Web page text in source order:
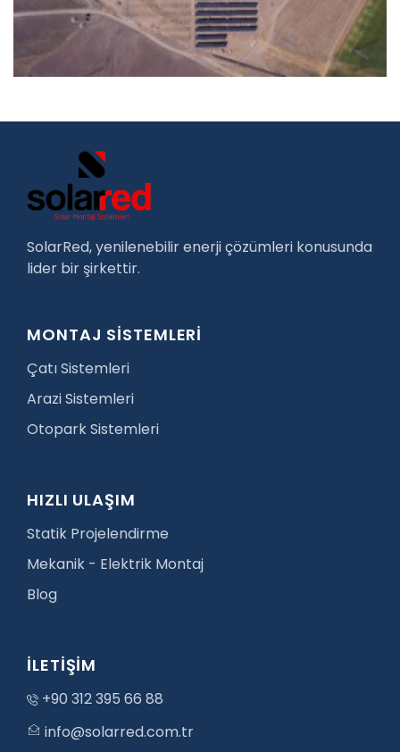
SolarRed, yenilenebilir enerji çözümleri konusunda
lider bir şirkettir.
MONTAJ SİSTEMLERİ
Çatı Sistemleri
Arazi Sistemleri
Otopark Sistemleri
HIZLI ULAŞIM
Statik Projelendirme
Mekanik - Elektrik Montaj
Blog
İLETİŞİM
+90 312 395 66 88
info@solarred.com.tr